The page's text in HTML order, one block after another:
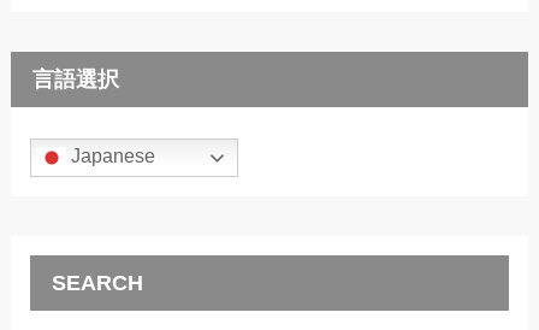
言語選択
Japanese
SEARCH